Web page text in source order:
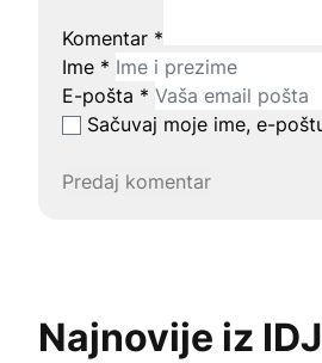
Komentar *
Ime *
E-pošta *
Sačuvaj moje ime, e-
Najnovije iz